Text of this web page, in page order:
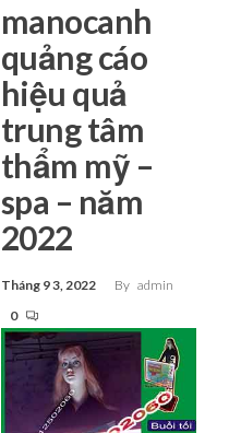
manocanh
quảng cáo
hiệu quả
trung tâm
thẩm mỹ –
spa – năm
2022
Tháng 9 3, 2022 By admin
0